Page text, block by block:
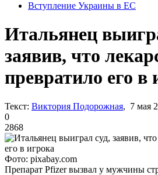
Вступление Украины в ЕС
Итальянец
заявив, что
превратило его в
Текст: Виктория Подорожная, 7 мая
0
2868
Фото: pixabay.com
Препарат Pfizer вызвал у мужчины